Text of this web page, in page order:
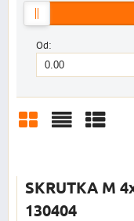
Od:
SKRUTKA M
130404